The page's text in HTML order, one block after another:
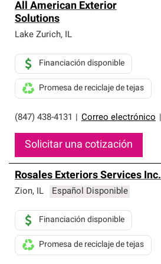
All American Exterior
Solutions
Lake Zurich, IL
(847) 438-4131 Correo electrónico
Financiación disponible
Promesa de reciclaje de tejas
Solicitar una cotización
Rosales Exteriors Services Inc.
Zion, IL Español Disponible
Financiación disponible
Promesa de reciclaje de tejas